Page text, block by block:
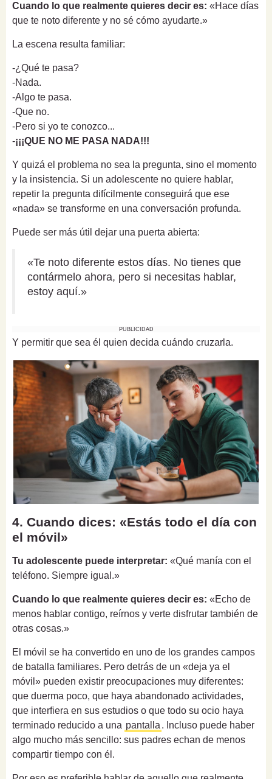
Cuando lo que realmente quieres decir es: «Hace días
que te noto diferente y no sé cómo ayudarte.»
La escena resulta familiar:
-¿Qué te pasa?
-Nada.
-Algo te pasa.
-Que no.
-Pero si yo te conozco...
-¡¡¡QUE NO ME PASA NADA!!!
Y quizá el problema no sea la pregunta, sino el momento
y la insistencia. Si un adolescente no quiere hablar,
repetir la pregunta difícilmente conseguirá que ese
«nada» se transforme en una conversación profunda.
Puede ser más útil dejar una puerta abierta:
«Te noto diferente estos días. No tienes que
contármelo ahora, pero si necesitas hablar,
estoy aquí.»
PUBLICIDAD
Y permitir que sea él quien decida cuándo cruzarla.
4. Cuando dices: «Estás todo el día con
el móvil»
Tu adolescente puede interpretar: «Qué manía con el
teléfono. Siempre igual.»
Cuando lo que realmente quieres decir es: «Echo de
menos hablar contigo, reírnos y verte disfrutar también de
otras cosas.»
El móvil se ha convertido en uno de los grandes campos
de batalla familiares. Pero detrás de un «deja ya el
móvil» pueden existir preocupaciones muy diferentes:
que duerma poco, que haya abandonado actividades,
que interfiera en sus estudios o que todo su ocio haya
terminado reducido a una pantalla . Incluso puede haber
algo mucho más sencillo: sus padres echan de menos
compartir tiempo con él.